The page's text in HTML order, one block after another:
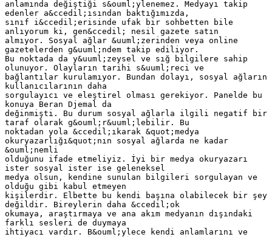
anlamında değiştiği s&ouml;ylenemez. Medyayı takip
edenler a&ccedil;ısından baktığımızda,
sınıf i&ccedil;erisinde ufak bir sohbetten bile
anlıyorum ki, gen&ccedil; nesil gazete satın
almıyor. Sosyal ağlar &uuml;zerinden veya online
gazetelerden g&uuml;ndem takip ediliyor.
Bu noktada da y&uuml;zeysel ve sığ bilgilere sahip
olunuyor. Olayların tarihi s&uuml;reci ve
bağlantılar kurulamıyor. Bundan dolayı, sosyal ağların
kullanıcılarının daha
sorgulayıcı ve eleştirel olması gerekiyor. Panelde bu
konuya Beran Djemal da
değinmişti. Bu durum sosyal ağlarla ilgili negatif bir
taraf olarak g&ouml;r&uuml;lebilir. Bu
noktadan yola &ccedil;ıkarak &quot;medya
okuryazarlığı&quot;nın sosyal ağlarda ne kadar
&ouml;nemli
olduğunu ifade etmeliyiz. İyi bir medya okuryazarı
ister sosyal ister ise geleneksel
medya olsun, kendine sunulan bilgileri sorgulayan ve
olduğu gibi kabul etmeyen
kişilerdir. Elbette bu kendi başına olabilecek bir şey
değildir. Bireylerin daha &ccedil;ok
okumaya, araştırmaya ve ana akım medyanın dışındaki
farklı sesleri de duymaya
ihtiyacı vardır. B&ouml;ylece kendi anlamlarını ve